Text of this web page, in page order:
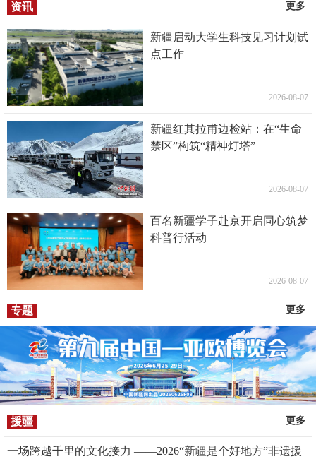
资讯 更多
新疆启动大学生科技见习计划试
点工作
2026-08-07
新疆红其拉甫边检站：在“生命
禁区”构筑“精神灯塔”
2026-08-07
百名新疆学子赴京开启同心筑梦
科普行活动
2026-08-07
专题 更多
援疆 更多
一场跨越千里的文化接力 ——2026“新疆是个好地方”非遗援